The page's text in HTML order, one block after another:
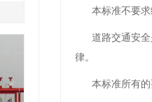
本标准不要求
道路交通安全
律。
本标准所有的